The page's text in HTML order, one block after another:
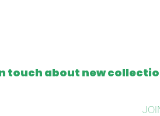
touch about new